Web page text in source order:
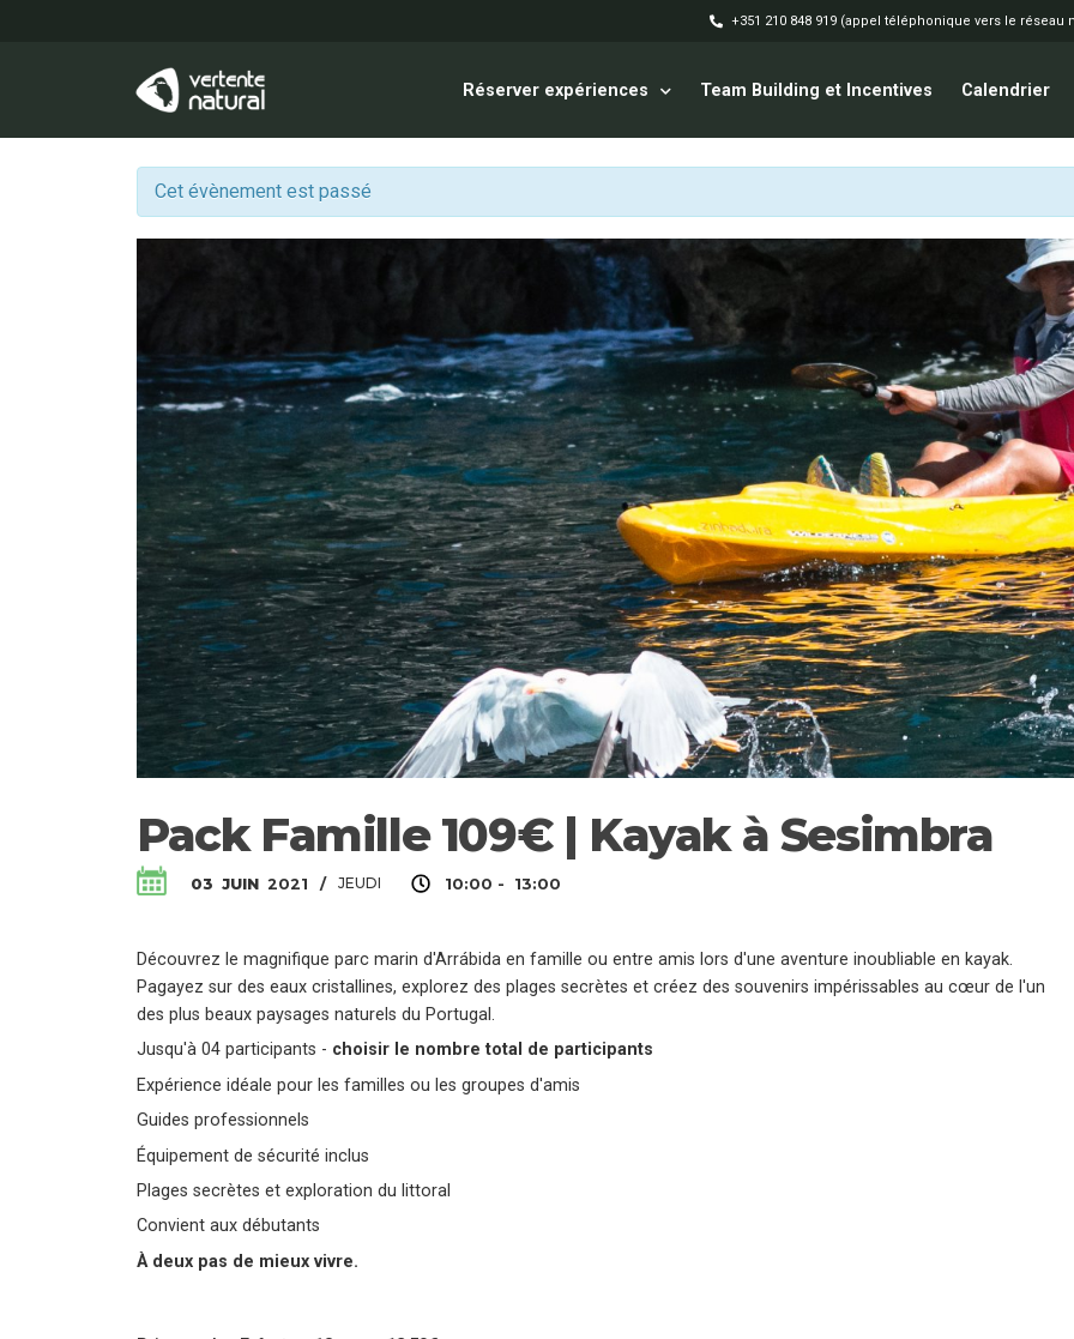
+351 210 848 919 (appel téléphonique vers le réseau
Réserver expériences Team Building et Incentives Calendrier
Cet évènement est passé
Pack Famille 109€ | Kayak à Sesimbra
03 JUIN 2021 / JEUDI 10:00 - 13:00
Découvrez le magnifique parc marin d'Arrábida en famille ou entre amis lors d'une aventure inoubliable en kayak.
Pagayez sur des eaux cristallines, explorez des plages secrètes et créez des souvenirs impérissables au cœur de l'un
des plus beaux paysages naturels du Portugal.
Jusqu'à 04 participants - choisir le nombre total de participants
Expérience idéale pour les familles ou les groupes d'amis
Guides professionnels
Équipement de sécurité inclus
Plages secrètes et exploration du littoral
Convient aux débutants
À deux pas de mieux vivre.